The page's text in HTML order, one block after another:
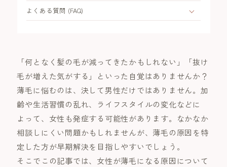
よくある質問 (FAQ)
「何となく髪の毛が減ってきたかもしれない」「抜け
毛が増えた気がする」といった自覚はありませんか？
薄毛に悩むのは、決して男性だけではありません。加
齢や生活習慣の乱れ、ライフスタイルの変化などに
よって、女性も発症する可能性があります。なかなか
相談しにくい問題かもしれませんが、薄毛の原因を特
定した方が早期解決を目指しやすいでしょう。
そこでこの記事では、女性が薄毛になる原因について